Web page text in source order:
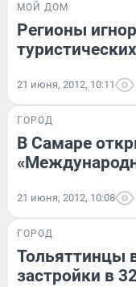
МОЙ ДОМ
Регионы
21 июня, 2012, 10:11
ГОРОД
В Самаре
21 июня, 2012, 10:08
ГОРОД
Тольяттинцы
застройки в